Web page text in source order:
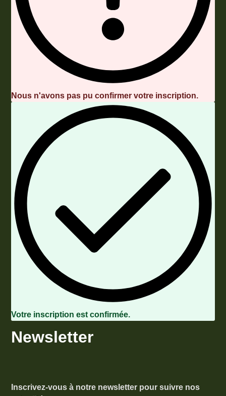
Nous n'avons pas pu confirmer votre inscription.
Votre inscription est confirmée.
Newsletter
Inscrivez-vous à notre newsletter pour suivre nos